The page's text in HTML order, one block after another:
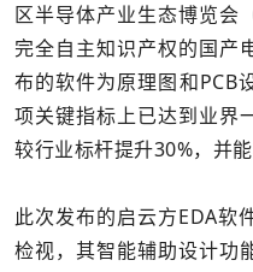
区半导体产业生态博览会
完全自主知识产权的国产
布的软件为原理图和PCB
项关键指标上已达到业界
较行业标杆提升30%，并
此次发布的启云方EDA软
检视，其智能辅助设计功